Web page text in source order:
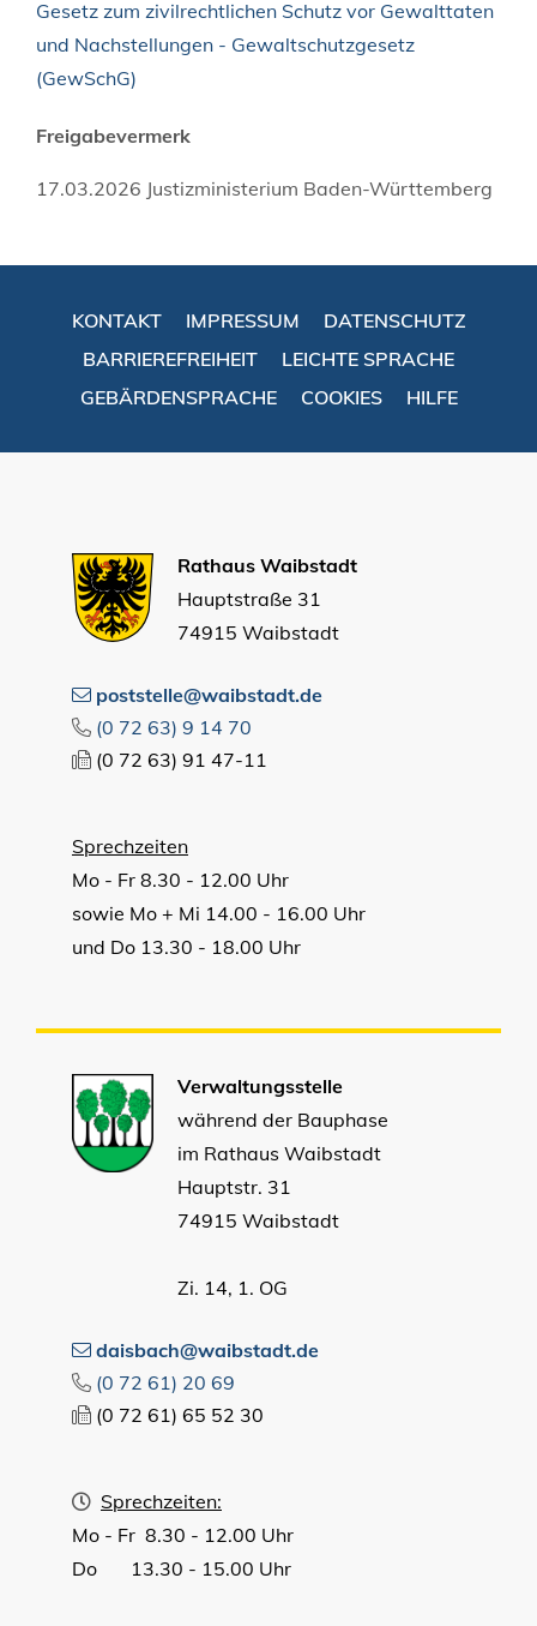
Gesetz zum zivilrechtlichen Schutz vor Gewalttaten
und Nachstellungen - Gewaltschutzgesetz
(GewSchG)
Freigabevermerk
17.03.2026 Justizministerium Baden-Württemberg
KONTAKT IMPRESSUM
DATENSCHUTZ
BARRIEREFREIHEIT
LEICHTE SPRACHE
GEBÄRDENSPRACHE
COOKIES HILFE
Rathaus Waibstadt
Hauptstraße 31
74915 Waibstadt
poststelle@waibstadt.de
(0 72 63) 9 14 70
(0 72 63) 91 47-11
Sprechzeiten
Mo - Fr 8.30 - 12.00 Uhr
sowie Mo + Mi 14.00 - 16.00 Uhr
und Do 13.30 - 18.00 Uhr
Verwaltungsstelle
während der Bauphase
im Rathaus Waibstadt
Hauptstr. 31
74915 Waibstadt
Zi. 14, 1. OG
daisbach@waibstadt.de
(0 72 61) 20 69
(0 72 61) 65 52 30
Sprechzeiten:
Mo - Fr 8.30 - 12.00 Uhr
Do 13.30 - 15.00 Uhr